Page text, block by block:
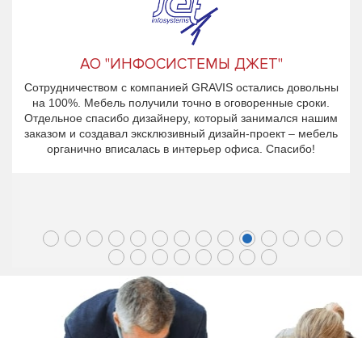
АО "ИНФОСИСТЕМЫ ДЖЕТ"
Сотрудничеством с компанией GRAVIS остались довольны
на 100%. Мебель получили точно в оговоренные сроки.
Отдельное спасибо дизайнеру, который занимался нашим
заказом и создавал эксклюзивный дизайн-проект – мебель
органично вписалась в интерьер офиса. Спасибо!